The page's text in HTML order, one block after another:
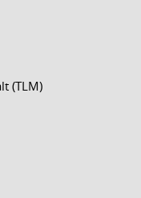
(TLM)